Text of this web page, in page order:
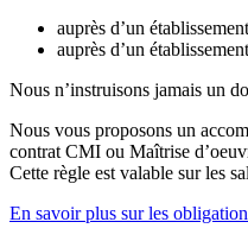
auprès d’un
auprès d’un
Nous n’instruisons jamais un
Nous vous proposons un
contrat CMI ou Maîtrise
Cette règle est valable sur les
En savoir plus sur les